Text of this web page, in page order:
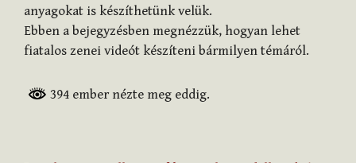
anyagokat is készíthetünk velük.
Ebben a bejegyzésben megnézzük, hogyan lehet
fiatalos zenei videót készíteni bármilyen témáról.
394 ember nézte meg eddig.